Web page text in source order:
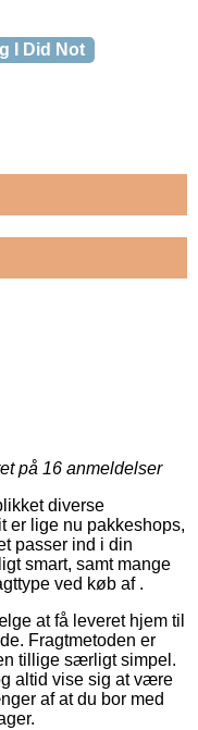
I Did Not
på 16 anmeldelser
diverse
er lige nu pakkeshops,
passer ind i din
smart, samt mange
ved køb af .
at få leveret hjem til
Fragtmetoden er
tillige særligt simpel.
altid vise sig at være
af at du bor med